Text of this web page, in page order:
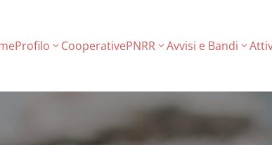
Profilo CooperativePNRR Avvisi e Bandi